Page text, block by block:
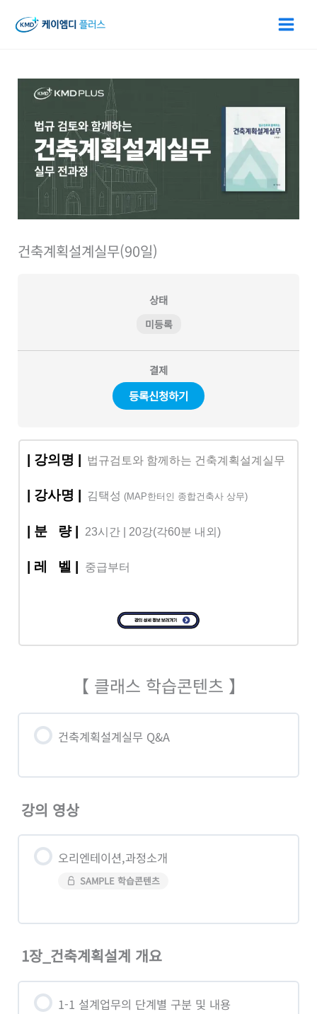
건축계획설계실무(90일)
상태
미등록
결제
등록신청하기
| 강의명 | 법규검토와 함께하는 건축계획설계실무
| 강사명 | 김택성 (MAP한터인 종합건축사 상무)
| 분 량 | 23시간 | 20강(각60분 내외)
레 벨 중급부터
【 클래스 학습콘텐츠 】
건축계획설계실무 Q&A
강의 영상
오리엔테이션,과정소개
SAMPLE 학습콘텐츠
1장_건축계획설계 개요
1-1 설계업무의 단계별 구분 및 내용